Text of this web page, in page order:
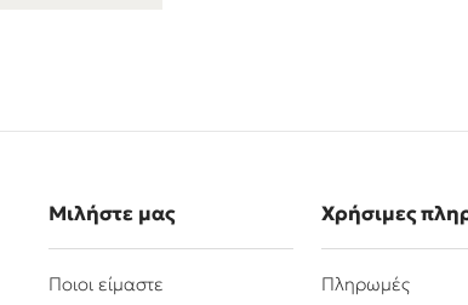
Μιλήστε μας
Ποιοι είμαστε
Χρήσιμες
Πληρωμές